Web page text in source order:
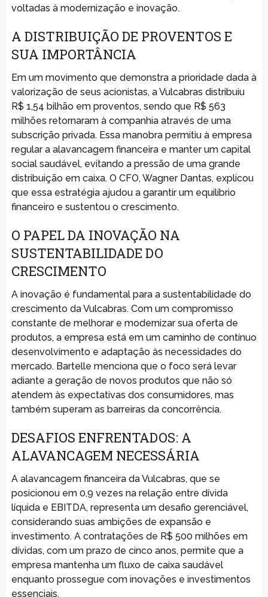
voltadas à modernização e inovação.
A DISTRIBUIÇÃO DE PROVENTOS E
SUA IMPORTÂNCIA
Em um movimento que demonstra a prioridade dada à
valorização de seus acionistas, a Vulcabras distribuiu
R$ 1,54 bilhão em proventos, sendo que R$ 563
milhões retornaram à companhia através de uma
subscrição privada. Essa manobra permitiu à empresa
regular a alavancagem financeira e manter um capital
social saudável, evitando a pressão de uma grande
distribuição em caixa. O CFO, Wagner Dantas, explicou
que essa estratégia ajudou a garantir um equilíbrio
financeiro e sustentou o crescimento.
O PAPEL DA INOVAÇÃO NA
SUSTENTABILIDADE DO
CRESCIMENTO
A inovação é fundamental para a sustentabilidade do
crescimento da Vulcabras. Com um compromisso
constante de melhorar e modernizar sua oferta de
produtos, a empresa está em um caminho de contínuo
desenvolvimento e adaptação às necessidades do
mercado. Bartelle menciona que o foco será levar
adiante a geração de novos produtos que não só
atendem às expectativas dos consumidores, mas
também superam as barreiras da concorrência.
DESAFIOS ENFRENTADOS: A
ALAVANCAGEM NECESSÁRIA
A alavancagem financeira da Vulcabras, que se
posicionou em 0,9 vezes na relação entre dívida
líquida e EBITDA, representa um desafio gerenciável,
considerando suas ambições de expansão e
investimento. A contratações de R$ 500 milhões em
dívidas, com um prazo de cinco anos, permite que a
empresa mantenha um fluxo de caixa saudável
enquanto prossegue com inovações e investimentos
essenciais.